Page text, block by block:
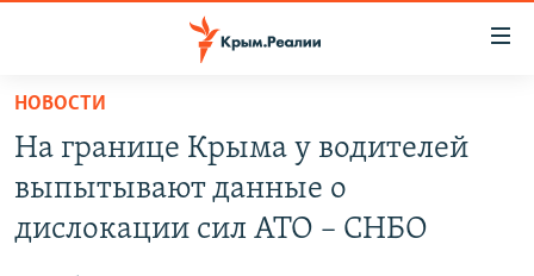
Вернуться
основному
содержанию
СПЕЦПРОЕКТЫ
НОВОСТИ
На границе Крыма у водителей
выпытывают данные о
дислокации сил АТО – СНБО